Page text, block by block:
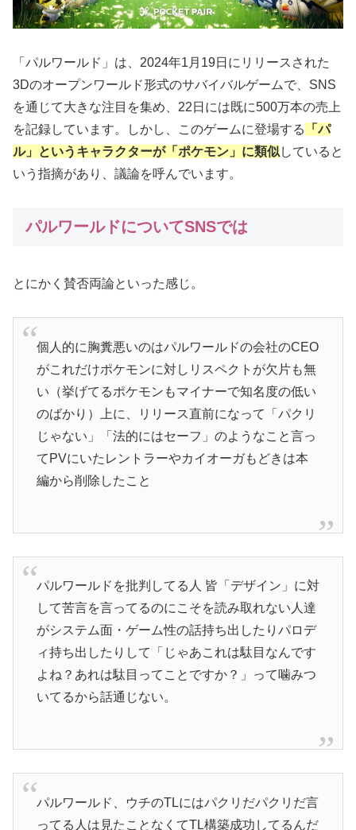
「パルワールド」は、2024年1月19日にリリースされた
3Dのオープンワールド形式のサバイバルゲームで、SNS
を通じて大きな注目を集め、22日には既に500万本の売上
を記録しています。しかし、このゲームに登場する
「パ
ル」というキャラクターが「ポケモン」に類似していると
いう指摘があり、議論を呼んでいます。
パルワールドについてSNSでは
とにかく賛否両論といった感じ。
個人的に胸糞悪いのはパルワールドの会社のCEO
がこれだけポケモンに対しリスペクトが欠片も無
い（挙げてるポケモンもマイナーで知名度の低い
のばかり）上に、リリース直前になって「パクリ
じゃない」「法的にはセーフ」のようなこと言っ
てPVにいたレントラーやカイオーガもどきは本
編から削除したこと
パルワールドを批判してる人 皆「デザイン」に対
して苦言を言ってるのにこそを読み取れない人達
がシステム面・ゲーム性の話持ち出したりパロデ
ィ持ち出したりして「じゃあこれは駄目なんです
よね？あれは駄目ってことですか？」って噛みつ
いてるから話通じない。
パルワールド、ウチのTLにはパクリだパクリだ言
ってる人は見たことなくてTL構築成功してるんだ